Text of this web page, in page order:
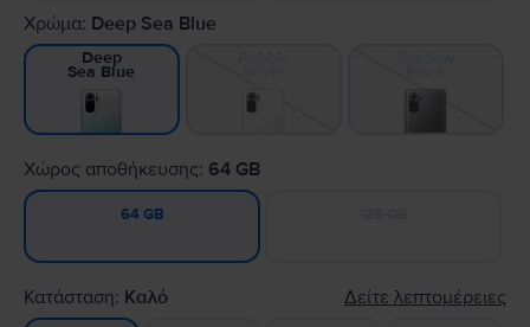
Χρώμα: Deep Sea Blue
Deep
Sea Blue
Χώρος αποθήκευσης: 64 GB
64 GB
Κατάσταση: Καλό Δείτε λεπτομέρειες